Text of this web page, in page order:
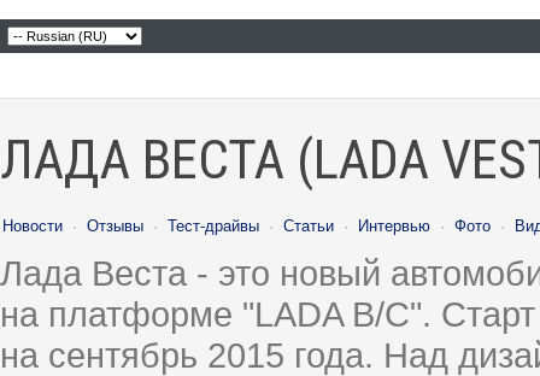
ЛАДА ВЕСТА (LADA
Новости · Отзывы · Тест-драйвы · Статьи · Интервью · Фото ·
Лада Веста - это новый
на платформе "LADA B/C".
на сентябрь 2015 года. Над